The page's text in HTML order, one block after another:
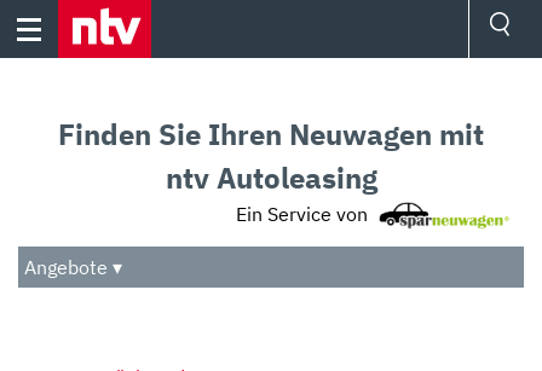
Skip
Audio
Das Beste
Finden Sie Ihren Neuwagen mit
ntv Autoleasing
Ein Service von
Angebote ▾